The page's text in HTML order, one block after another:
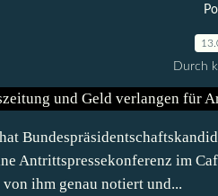
Durch
Antrittspressekonferenz im
ihm genau notiert und...